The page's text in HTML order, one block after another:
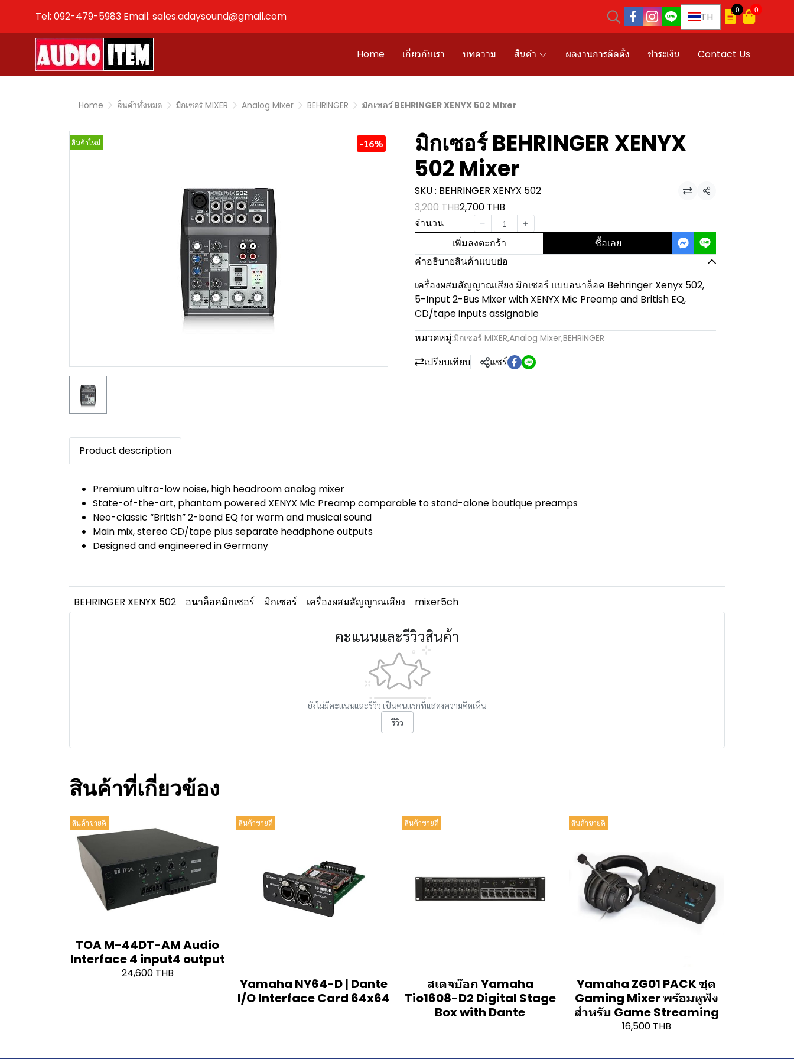
Tel: 092-479-5983 Email: sales.adaysound@gmail.com TH
0 0
Home เกี่ยวกับเรา บทความ สินค้า ผลงานการติดตั้ง ชำระเงิน Contact Us
Home สินค้าทั้งหมด มิกเซอร์ MIXER Analog Mixer BEHRINGER มิกเซอร์ BEHRINGER XENYX 502 Mixer
สินค้าใหม่ -16%
มิกเซอร์ BEHRINGER XENYX
502 Mixer
SKU : BEHRINGER XENYX 502 แชร์
3,200 THB2,700 THB
จำนวน
เพิ่มลงตะกร้า ซื้อเลย
คำอธิบายสินค้าแบบย่อ
เครื่องผสมสัญญาณเสียง มิกเซอร์ แบบอนาล็อค Behringer Xenyx 502,
5-Input 2-Bus Mixer with XENYX Mic Preamp and British EQ,
CD/tape inputs assignable
หมวดหมู่:มิกเซอร์ MIXER,Analog Mixer,BEHRINGER
เปรียบเทียบ แชร์
Product description
Premium ultra-low noise, high headroom analog mixer
State-of-the-art, phantom powered XENYX Mic Preamp comparable to stand-alone boutique preamps
Neo-classic “British” 2-band EQ for warm and musical sound
Main mix, stereo CD/tape plus separate headphone outputs
Designed and engineered in Germany
BEHRINGER XENYX 502 อนาล็อคมิกเซอร์ มิกเซอร์ เครื่องผสมสัญญาณเสียง mixer5ch
คะแนนและรีวิวสินค้า
ยังไม่มีคะแนนและรีวิว เป็นคนแรกที่แสดงความคิดเห็น
รีวิว
สินค้าที่เกี่ยวข้อง
สินค้าขายดี
TOA M-44DT-AM Audio
Interface 4 input4 output
24,600 THB
สินค้าขายดี
Yamaha NY64-D | Dante
I/O Interface Card 64x64
สินค้าขายดี
สเตจบ๊อก Yamaha
Tio1608-D2 Digital Stage
Box with Dante
สินค้าขายดี
Yamaha ZG01 PACK ชุด
Gaming Mixer พร้อมหูฟัง
สำหรับ Game Streaming
16,500 THB